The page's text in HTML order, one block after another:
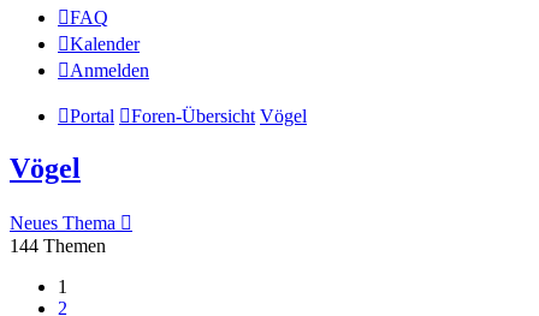
FAQ
Kalender
Anmelden
Portal Foren-Übersicht Vögel
Vögel
Neues Thema
144 Themen
1
2